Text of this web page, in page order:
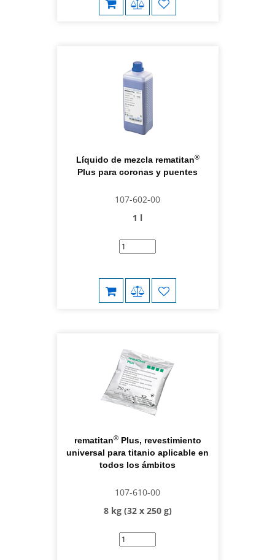
Líquido de mezcla rematitan®
Plus para coronas y puentes
107-602-00
1 l
rematitan®Plus, revestimiento
universal para titanio aplicable en
todos los ámbitos
107-610-00
8 kg (32 x 250 g)